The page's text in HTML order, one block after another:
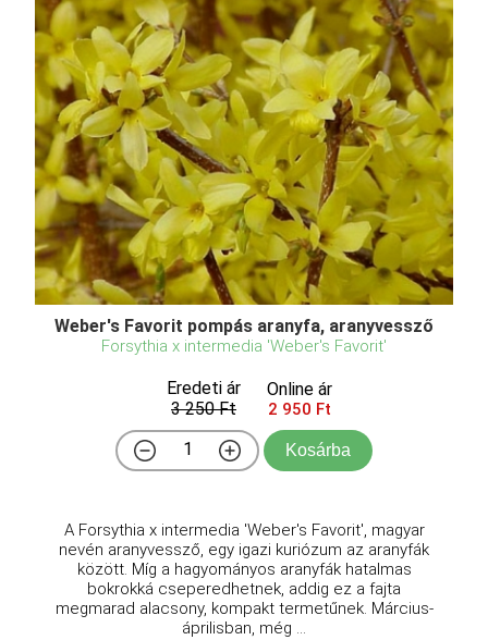
Weber's Favorit pompás aranyfa, aranyvessző
Forsythia x intermedia 'Weber's Favorit'
Eredeti ár
3 250 Ft
Online ár
2 950 Ft
Kosárba
A Forsythia x intermedia 'Weber's Favorit', magyar
nevén aranyvessző, egy igazi kuriózum az aranyfák
között. Míg a hagyományos aranyfák hatalmas
bokrokká cseperedhetnek, addig ez a fajta
megmarad alacsony, kompakt termetűnek. Március-
áprilisban, még ...